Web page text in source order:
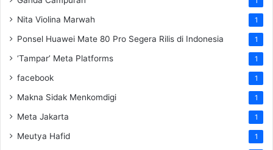
Nita Violina Marwah 1
Ponsel Huawei Mate 80 Pro Segera Rilis di Indonesia 1
‘Tampar’ Meta Platforms 1
facebook 1
Makna Sidak Menkomdigi 1
Meta Jakarta 1
Meutya Hafid 1